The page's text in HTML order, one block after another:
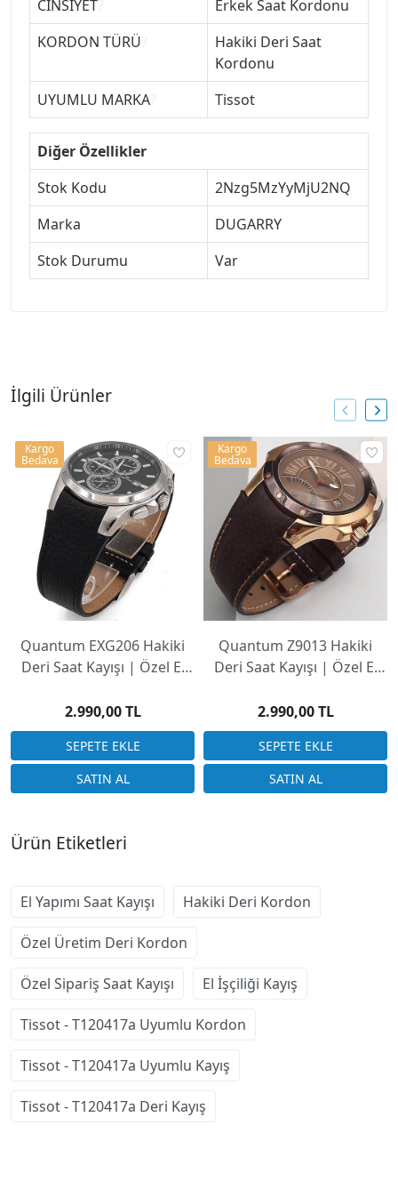
CİNSİYET
Erkek Saat Kordonu
KORDON TÜRÜ
Hakiki Deri Saat
Kordonu
UYUMLU MARKA
Tissot
Diğer Özellikler
Stok Kodu
2Nzg5MzYyMjU2NQ
Marka
DUGARRY
Stok Durumu
Var
İlgili Ürünler
Quantum EXG206 Hakiki
Deri Saat Kayışı | Özel El
2.990,00 TL
Kargo
Bedava
Quantum Z9013 Hakiki
Deri Saat Kayışı | Özel El
2.990,00 TL
Kargo
Bedava
Ürün Etiketleri
El Yapımı Saat Kayışı Hakiki Deri Kordon
Özel Üretim Deri Kordon
Özel Sipariş Saat Kayışı El İşçiliği Kayış
Tissot - T120417a Uyumlu Kordon
Tissot - T120417a Uyumlu Kayış
Tissot - T120417a Deri Kayış